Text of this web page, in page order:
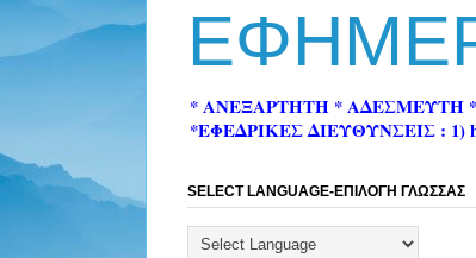
* ΑΝΕΞΑΡΤΗΤΗ * ΑΔΕΣΜΕΥΤΗ
*ΕΦΕΔΡΙΚΕΣ ΔΙΕΥΘΥΝΣΕΙΣ : 1)
SELECT LANGUAGE-ΕΠΙΛΟΓΗ ΓΛΩΣΣΑΣ